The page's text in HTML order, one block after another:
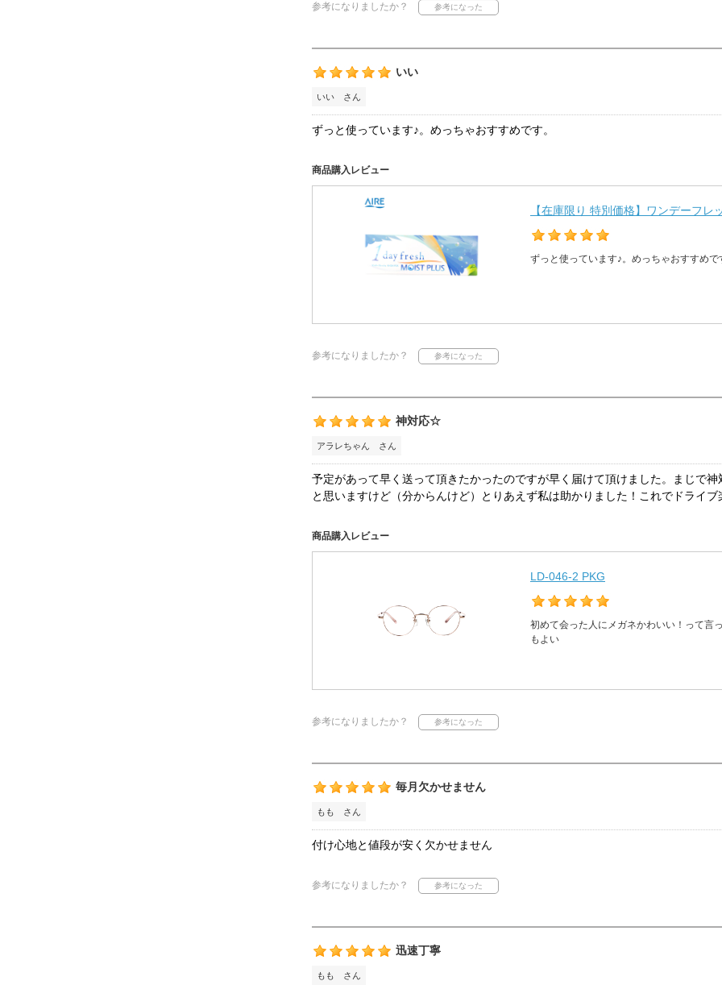
参考になりましたか？
いい
いい さん
ずっと使っています♪。めっちゃおすすめです。
商品購入レビュー
【在庫限り 特別価格】ワンデーフ
ずっと使っています♪。めっちゃおすすめで
参考になりましたか？
神対応☆
アラレちゃん さん
予定があって早く送って頂きたかったのですが早く届けて頂けました。まじで
と思いますけど（分からんけど）とりあえず私は助かりました！これでドライブ
商品購入レビュー
LD-046-2 PKG
初めて会った人にメガネかわいい！って言
もよい
参考になりましたか？
毎月欠かせません
もも さん
付け心地と値段が安く欠かせません
参考になりましたか？
迅速丁寧
もも さん